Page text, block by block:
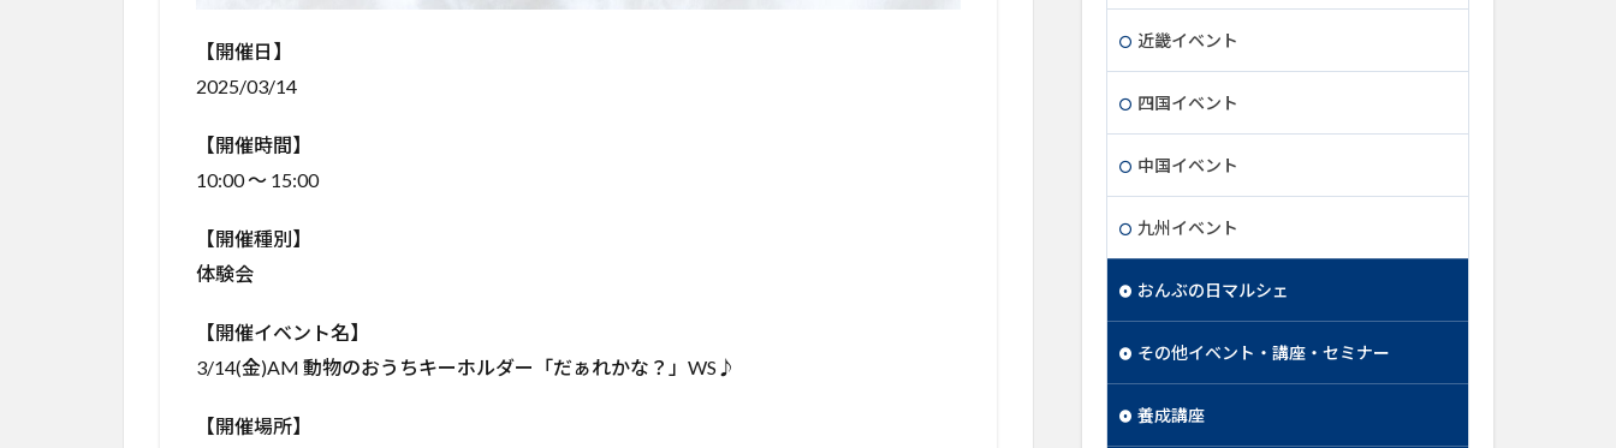
【開催日】
2025/03/14
【開催時間】
10:00 ～ 15:00
【開催種別】
体験会
【開催イベント名】
3/14(金)AM 動物のおうちキーホルダー「だぁれかな？」WS♪
【開催場所】
近畿イベント
四国イベント
中国イベント
九州イベント
おんぶの日マルシェ
その他イベント・講座・セミナー
養成講座